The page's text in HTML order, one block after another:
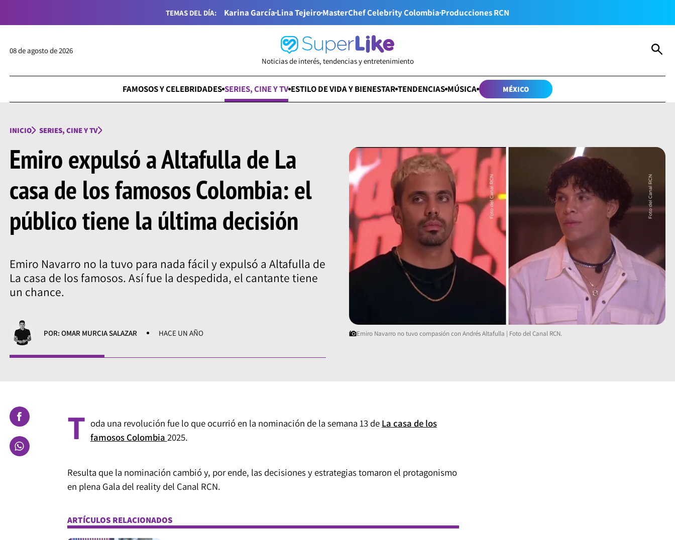
TEMAS DEL DÍA: Karina GarcíaLina TejeiroMasterChef Celebrity ColombiaProducciones RCN
08 de agosto de 2026
Noticias de interés, tendencias y entretenimiento
FAMOSOS Y CELEBRIDADES SERIES, CINE Y TV ESTILO DE VIDA Y BIENESTAR TENDENCIAS MÚSICA MÉXICO
INICIO SERIES, CINE Y TV
Emiro expulsó a Altafulla de La
casa de los famosos Colombia: el
público tiene la última decisión
Emiro Navarro no la tuvo para nada fácil y expulsó a Altafulla de
La casa de los famosos. Así fue la despedida, el cantante tiene
un chance.
POR: OMAR MURCIA SALAZAR HACE UN AÑO Emiro Navarro no tuvo compasión con Andrés Altafulla | Foto del Canal RCN.
T oda una revolución fue lo que ocurrió en la nominación de la semana 13 de La casa de los
famosos Colombia 2025.
Resulta que la nominación cambió y, por ende, las decisiones y estrategias tomaron el protagonismo
en plena Gala del realitydel Canal RCN.
ARTÍCULOS RELACIONADOS